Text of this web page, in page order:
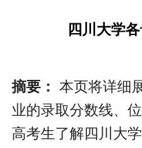
四川大学
摘要：
本页将详细
业的录取分数线、
高考生了解四川大